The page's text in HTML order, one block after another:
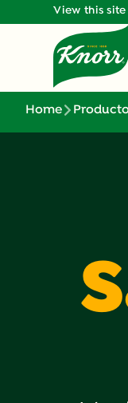
View this
Home